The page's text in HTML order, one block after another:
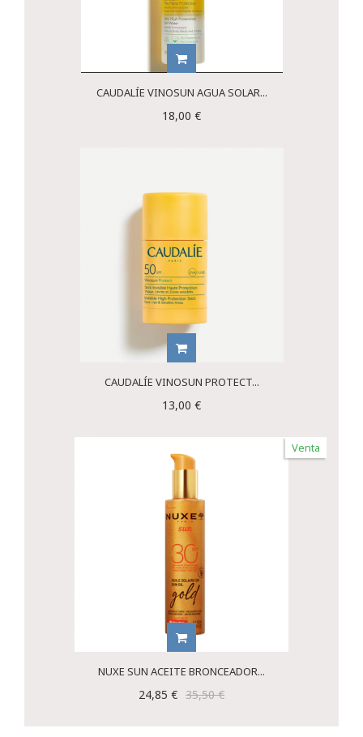
CAUDALÍE VINOSUN AGUA SOLAR...
18,00 €
CAUDALÍE VINOSUN PROTECT...
13,00 €
Venta
NUXE SUN ACEITE BRONCEADOR...
24,85 € 35,50 €